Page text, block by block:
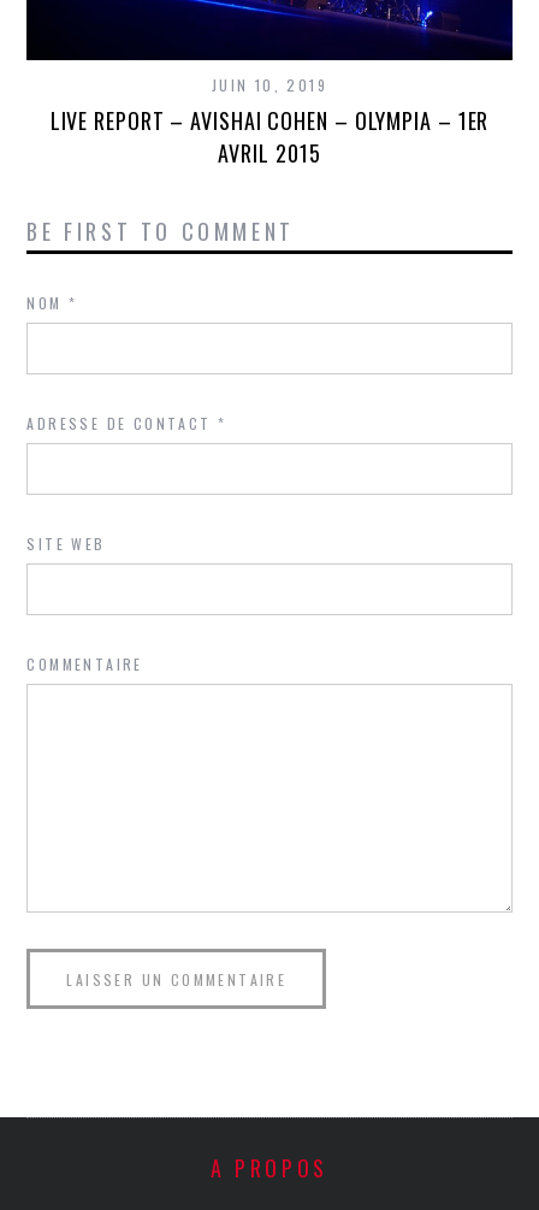
JUIN 10, 2019
LIVE REPORT – AVISHAI COHEN – OLYMPIA – 1ER
AVRIL 2015
BE FIRST TO COMMENT
NOM*
ADRESSE DE CONTACT*
SITE WEB
COMMENTAIRE
A PROPOS